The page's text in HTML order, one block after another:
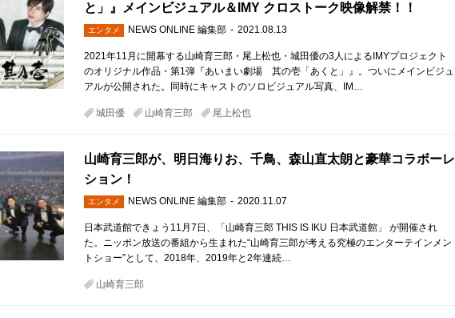
と」』メインビジュアル＆IMY クロストーク映像解禁！！
エンタメ NEWS ONLINE 編集部 2021.08.13
2021年11月に開幕する山崎育三郎・尾上松也・城田優の3人によるIMYプロジェクト
のオリジナル作品・第1弾『あいまい劇場 其の壱「あくと」』。ついにメインビジュ
アルが公開された。同時にキャストのソロビジュアル写真、IM…
城田優 山崎育三郎 尾上松也
山崎育三郎が、明日海りお、千鳥、森山直太朗と豪華コラボーレ
ション！
エンタメ NEWS ONLINE 編集部 2020.11.07
日本武道館できょう11月7日、「山崎育三郎 THIS IS IKU 日本武道館」 が開催され
た。ニッポン放送の番組から生まれた“山崎育三郎が考える究極のエンターテインメン
トショー”として、2018年、2019年と2年連続…
山崎育三郎